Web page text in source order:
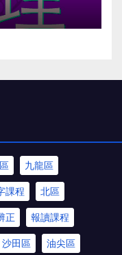
九龍區
課程 北區
正 報讀課程
沙田區 油尖區